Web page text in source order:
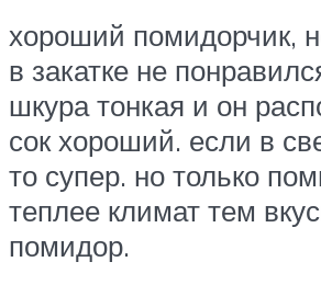
​хороший помидорчик,
в закатке не
шкура тонкая и он
сок хороший. если в
то супер. но только
теплее климат тем
помидор.​